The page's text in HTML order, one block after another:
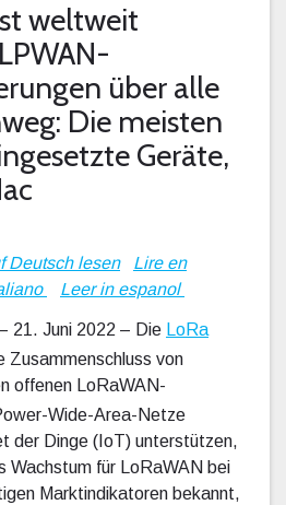
weltweit
über alle
Die meisten
Geräte,
Deutsch lesen
Lire en
Leer in espanol
21. Juni 2022 – Die LoRa
Zusammenschluss von
offenen LoRaWAN-
Wide-Area-Netze
der Dinge (IoT) unterstützen,
Wachstum für LoRaWAN bei
Marktindikatoren bekannt,